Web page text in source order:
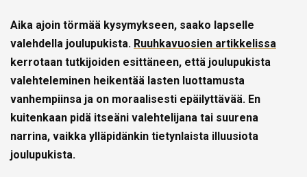
Aika ajoin törmää kysymykseen, saako lapselle
valehdella joulupukista. Ruuhkavuosien artikkelissa
kerrotaan tutkijoiden esittäneen, että joulupukista
valehteleminen heikentää lasten luottamusta
vanhempiinsa ja on moraalisesti epäilyttävää. En
kuitenkaan pidä itseäni valehtelijana tai suurena
narrina, vaikka ylläpidänkin tietynlaista illuusiota
joulupukista.